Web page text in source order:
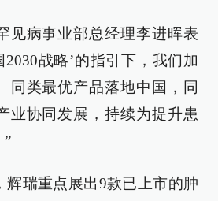
见病事业部总经理李进晖表
2030战略’的指引下，我们加
同类最优产品落地中国，同
业协同发展，持续为提升患
”
辉瑞重点展出9款已上市的肿